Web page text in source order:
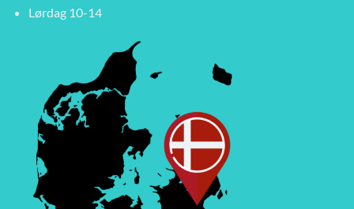
Lørdag 10-14